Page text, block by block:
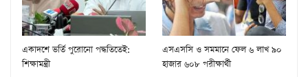
একাদশে ভর্তি পুরোনো পদ্ধতিতেই:
শিক্ষামন্ত্রী
এসএসসি ও সমমানে ফেল ৬ লাখ ৯০
হাজার ৬০৮ পরীক্ষার্থী